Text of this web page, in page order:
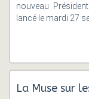
nouveau
lancé le mardi 27
La Muse sur